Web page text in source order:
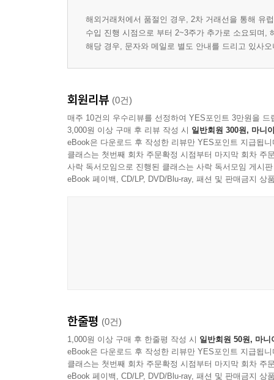
해외거래처에서 품절인 경우, 2차 거래선을 통해 유
수입 진행 시점으로 부터 2~3주가 추가로 소요되며,
해당 경우, 문자와 메일로 별도 안내를 드리고 있사
회원리뷰 (0건)
매주 10건의 우수리뷰를 선정하여 YES포인트 3만원을 드
3,000원 이상 구매 후 리뷰 작성 시 일반회원 300원, 마니
eBook은 다운로드 후 작성한 리뷰만 YES포인트 지급됩니
클래스는 첫번째 회차 주문확정 시점부터 마지막 회차 주
사락 독서모임으로 진행된 클래스는 사락 독서모임 게시
eBook 페이백, CD/LP, DVD/Blu-ray, 패션 및 판매금지 상
한줄평 (0건)
1,000원 이상 구매 후 한줄평 작성 시 일반회원 50원, 마니
eBook은 다운로드 후 작성한 리뷰만 YES포인트 지급됩니
클래스는 첫번째 회차 주문확정 시점부터 마지막 회차 주
eBook 페이백, CD/LP, DVD/Blu-ray, 패션 및 판매금지 상